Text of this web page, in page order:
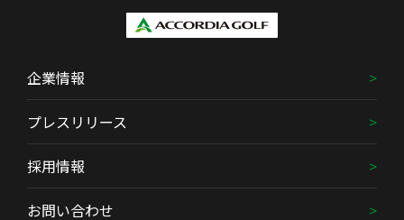
企業情報
プレスリリース
採用情報
お問い合わせ